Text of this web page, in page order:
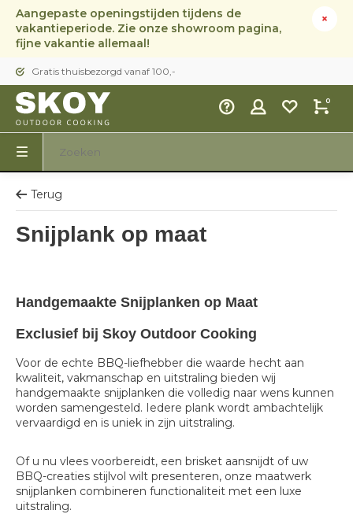
Aangepaste openingstijden tijdens de
vakantieperiode. Zie onze showroom pagina,
fijne vakantie allemaal!
Gratis thuisbezorgd vanaf 100,-
0
Terug
Snijplank op maat
Handgemaakte Snijplanken op Maat
Exclusief bij Skoy Outdoor Cooking
Voor de echte BBQ-liefhebber die waarde hecht aan
kwaliteit, vakmanschap en uitstraling bieden wij
handgemaakte snijplanken die volledig naar wens kunnen
worden samengesteld. Iedere plank wordt ambachtelijk
vervaardigd en is uniek in zijn uitstraling.
Of u nu vlees voorbereidt, een brisket aansnijdt of uw
BBQ-creaties stijlvol wilt presenteren, onze maatwerk
snijplanken combineren functionaliteit met een luxe
uitstraling.